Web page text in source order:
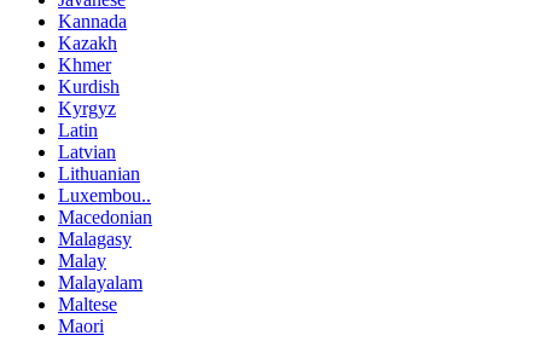
Kannada
Kazakh
Khmer
Kurdish
Kyrgyz
Latin
Latvian
Lithuanian
Luxembou..
Macedonian
Malagasy
Malay
Malayalam
Maltese
Maori